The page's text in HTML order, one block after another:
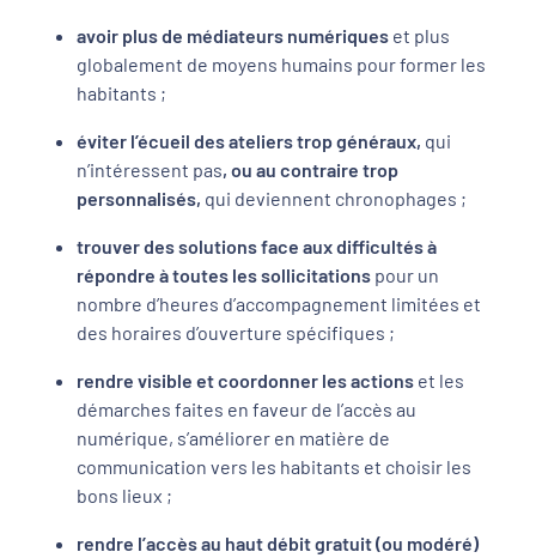
avoir plus de médiateurs numériques et plus
globalement de moyens humains pour former les
habitants ;
éviter l’écueil des ateliers trop généraux, qui
n’intéressent pas, ou au contraire trop
personnalisés, qui deviennent chronophages ;
trouver des solutions face aux difficultés à
répondre à toutes les sollicitations pour un
nombre d’heures d’accompagnement limitées et
des horaires d’ouverture spécifiques ;
rendre visible et coordonner les actions et les
démarches faites en faveur de l’accès au
numérique, s’améliorer en matière de
communication vers les habitants et choisir les
bons lieux ;
rendre l’accès au haut débit gratuit (ou modéré)